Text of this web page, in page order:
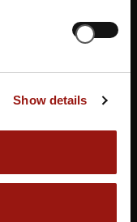
Show details